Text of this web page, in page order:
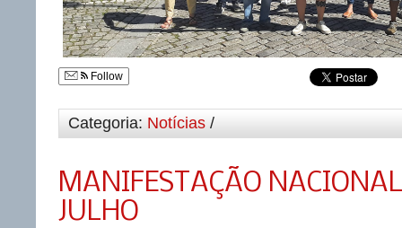
Follow
Categoria: Notícias /
MANIFESTAÇÃO
JULHO